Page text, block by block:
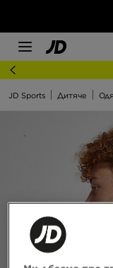
JD Sports Дитяче